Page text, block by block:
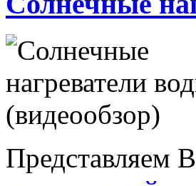
Представляем